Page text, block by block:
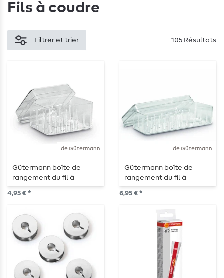
Fils à coudre
Filtrer et trier 105 Résultats
de Gütermann
Gütermann boîte de
rangement du fil à
coudre pour 12 bobines
4,95 € *
de Gütermann
Gütermann boîte de
rangement du fil à
coudre pour 27 bobines
6,95 € *